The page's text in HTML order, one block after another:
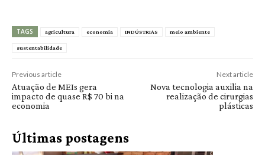
TAGS agricultura economia INDÚSTRIAS meio ambiente
sustentabilidade
Previous article
Atuação de MEIs gera
impacto de quase R$ 70 bi na
economia
Next article
Nova tecnologia auxilia na
realização de cirurgias
plásticas
Últimas postagens